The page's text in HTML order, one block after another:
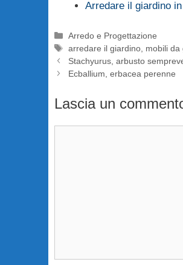
Arredare il giardino
Categorie
Arredo e Progettazione
Tag
arredare il giardino, mobili da
Stachyurus, arbusto
Ecballium, erbacea perenne
Lascia un